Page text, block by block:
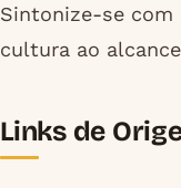
Sintonize-se com
cultura ao
Links de